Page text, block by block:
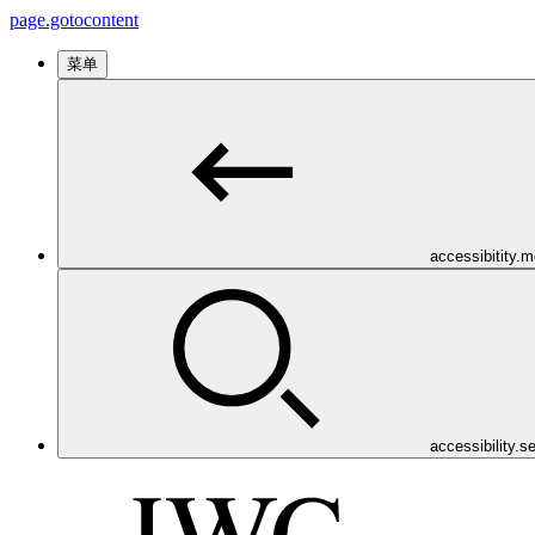
page.gotocontent
菜单